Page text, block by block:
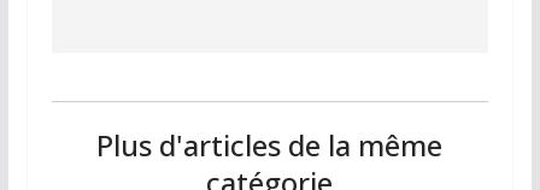
Plus d'articles de la même